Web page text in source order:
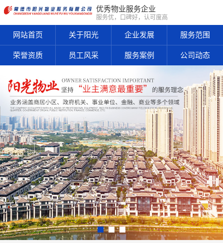
优秀物业服务企业
服务优，口碑好，认可度高
网站首页 关于阳光 企业发展 服务范围
荣誉资质 员工风采 服务案例 公司动态